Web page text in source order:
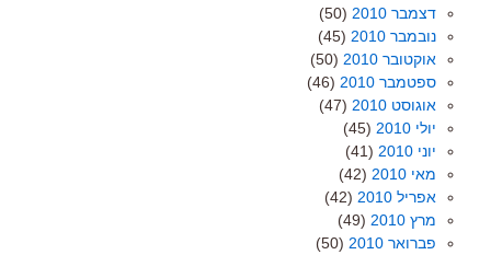
דצמבר 2010
(50)
נובמבר 2010
(45)
אוקטובר 2010
(50)
ספטמבר 2010
(46)
אוגוסט 2010
(47)
יולי 2010
(45)
יוני 2010
(41)
מאי 2010
(42)
אפריל 2010
(42)
מרץ 2010
(49)
פברואר 2010
(50)